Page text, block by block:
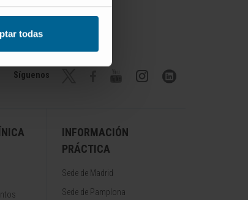
todas
Síguenos
INFORMACIÓN
PRÁCTICA
Sede de Madrid
Sede de Pamplona